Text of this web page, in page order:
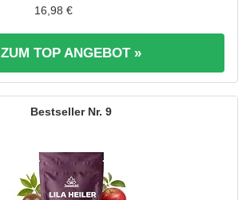
16,98 €
ZUM TOP ANGEBOT »
9